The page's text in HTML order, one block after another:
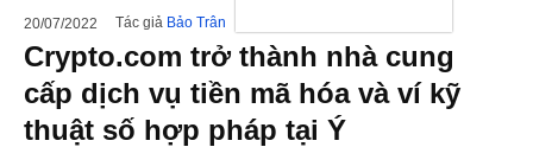
20/07/2022 Tác giả Bảo Trân
Crypto.com trở thành nhà cung
cấp dịch vụ tiền mã hóa và ví kỹ
thuật số hợp pháp tại Ý